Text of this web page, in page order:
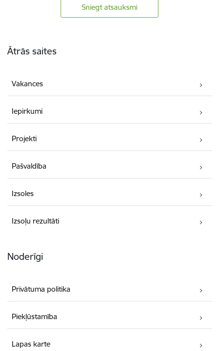
Sniegt atsauksmi
Ātrās saites
Vakances
Iepirkumi
Projekti
Pašvaldība
Izsoles
Izsoļu rezultāti
Noderīgi
Privātuma politika
Piekļūstamība
Lapas karte